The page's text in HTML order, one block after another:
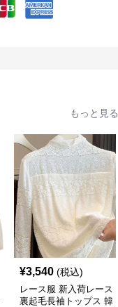
もっと見る
¥3,540 (税込)
レース服 新入荷レース
裏起毛長袖トップス 韓